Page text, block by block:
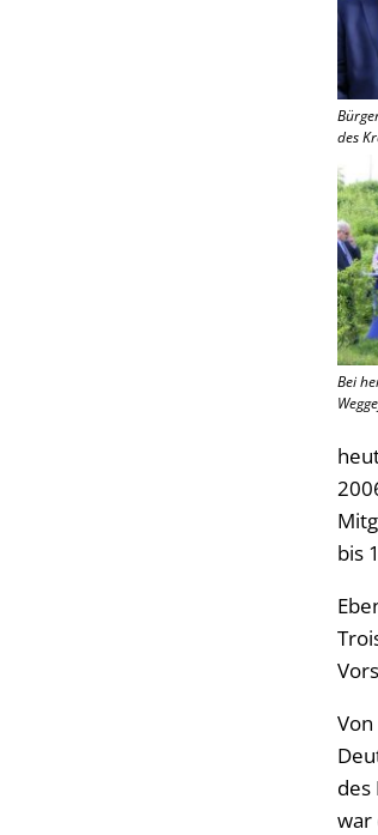
des
Bei
bis
des
war